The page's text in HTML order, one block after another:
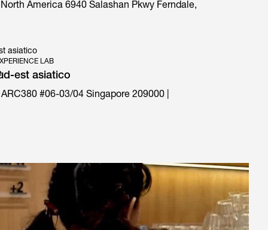
America 6940 Salashan Pkwy Ferndale,
asiatico
LAB
est asiatico
#06-03/04 Singapore 209000 |